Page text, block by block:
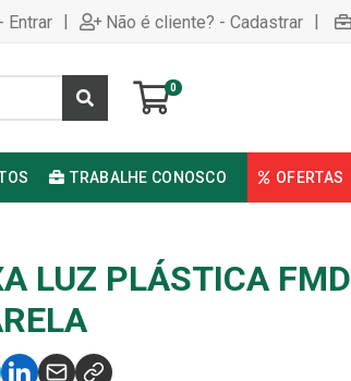
Entrar | Não é cliente? - Cadastrar |
0
TRABALHE CONOSCO OFERTAS
LUZ PLÁSTICA FMD